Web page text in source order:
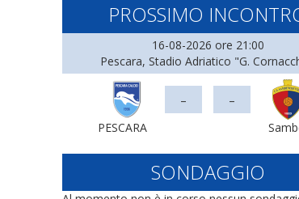
PROSSIMO
16-08-2026 ore 21:00
Pescara, Stadio Adriatico "G.
PESCARA
- -
SONDAGGIO